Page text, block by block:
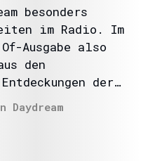
besonders
im Radio. Im
Ausgabe also
den
der…
Daydream